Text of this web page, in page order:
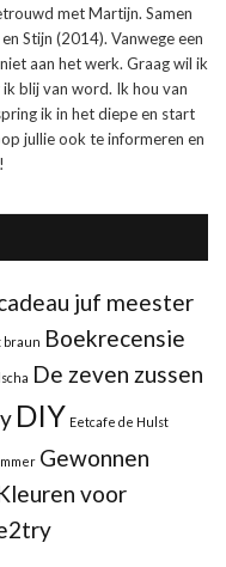
met Martijn. Samen
Stijn (2014). Vanwege een
aan het werk. Graag wil ik
blij van word. Ik hou van
ik in het diepe en start
jullie ook te informeren en
juf meester
braun Boekrecensie
De zeven zussen
DIY Eetcafe de Hulst
Gewonnen
voor